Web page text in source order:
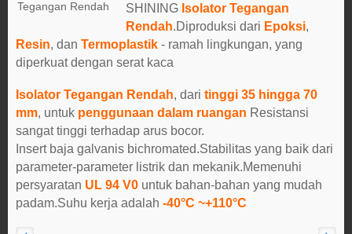
Tegangan Rendah
SHINING Isolator Tegangan
Rendah.Diproduksi dari Epoksi,
Resin, dan Termoplastik - ramah lingkungan, yang
diperkuat dengan serat kaca
Isolator Tegangan Rendah, dari tinggi 35 hingga 70
mm, untuk penggunaan dalam ruangan Resistansi
sangat tinggi terhadap arus bocor.
Insert baja galvanis bichromated.Stabilitas yang baik dari
parameter-parameter listrik dan mekanik.Memenuhi
persyaratan UL 94 V0 untuk bahan-bahan yang mudah
padam.Suhu kerja adalah -40°C ~+110°C